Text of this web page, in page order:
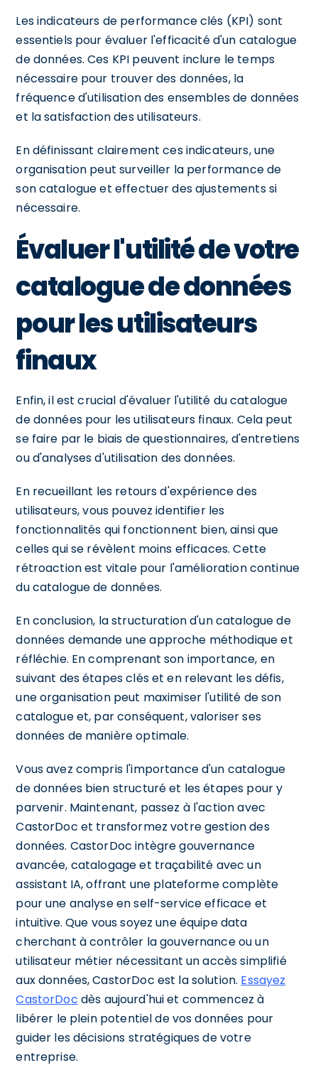
Les indicateurs de performance clés (KPI) sont
essentiels pour évaluer l'efficacité d'un catalogue
de données. Ces KPI peuvent inclure le temps
nécessaire pour trouver des données, la
fréquence d'utilisation des ensembles de données
et la satisfaction des utilisateurs.
En définissant clairement ces indicateurs, une
organisation peut surveiller la performance de
son catalogue et effectuer des ajustements si
nécessaire.
Évaluer l'utilité de votre
catalogue de données
pour les utilisateurs
finaux
Enfin, il est crucial d'évaluer l'utilité du catalogue
de données pour les utilisateurs finaux. Cela peut
se faire par le biais de questionnaires, d'entretiens
ou d'analyses d'utilisation des données.
En recueillant les retours d'expérience des
utilisateurs, vous pouvez identifier les
fonctionnalités qui fonctionnent bien, ainsi que
celles qui se révèlent moins efficaces. Cette
rétroaction est vitale pour l'amélioration continue
du catalogue de données.
En conclusion, la structuration d'un catalogue de
données demande une approche méthodique et
réfléchie. En comprenant son importance, en
suivant des étapes clés et en relevant les défis,
une organisation peut maximiser l'utilité de son
catalogue et, par conséquent, valoriser ses
données de manière optimale.
Vous avez compris l'importance d'un catalogue
de données bien structuré et les étapes pour y
parvenir. Maintenant, passez à l'action avec
CastorDoc et transformez votre gestion des
données. CastorDoc intègre gouvernance
avancée, catalogage et traçabilité avec un
assistant IA, offrant une plateforme complète
pour une analyse en self-service efficace et
intuitive. Que vous soyez une équipe data
cherchant à contrôler la gouvernance ou un
utilisateur métier nécessitant un accès simplifié
aux données, CastorDoc est la solution. Essayez
CastorDoc dès aujourd'hui et commencez à
libérer le plein potentiel de vos données pour
guider les décisions stratégiques de votre
entreprise.